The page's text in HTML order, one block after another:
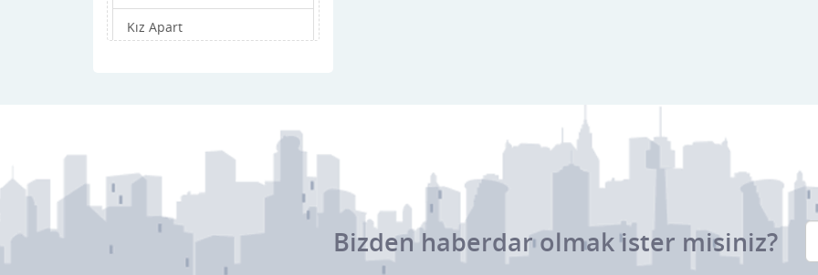
Kız Apart
Bizden haberdar olmak ister misiniz?